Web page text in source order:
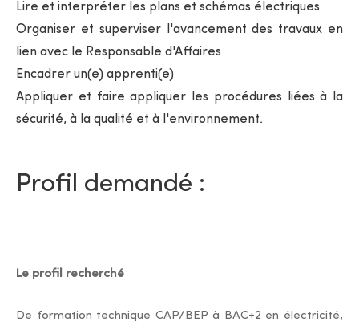
Lire et interpréter les plans et schémas électriques
Organiser et superviser l'avancement des travaux en
lien avec le Responsable d'Affaires
Encadrer un(e) apprenti(e)
Appliquer et faire appliquer les procédures liées à la
sécurité, à la qualité et à l'environnement.
Profil demandé :
Le profil recherché
De formation technique CAP/BEP à BAC+2 en électricité,